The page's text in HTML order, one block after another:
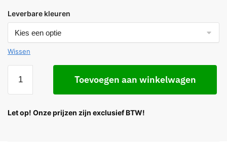
Leverbare kleuren
Wissen
Toevoegen aan winkelwagen
Let op! Onze prijzen zijn exclusief BTW!